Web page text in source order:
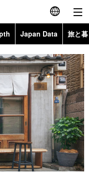
English
简体字
繁體字
Français
Español
العربية
Japan Data 旅と
Topics
Images
People
東京
お知らせ